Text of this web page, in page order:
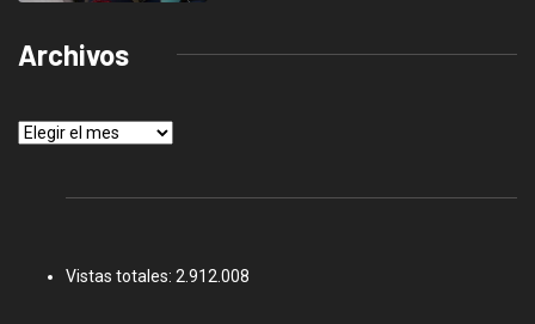
Archivos
Archivos
Vistas totales: 2.912.008